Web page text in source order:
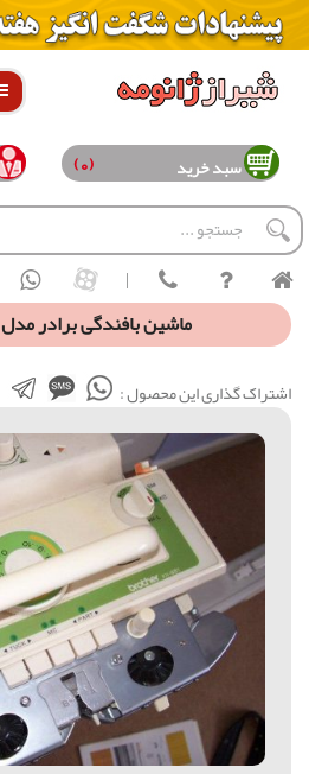
سبد خرید (0)
|
ماشین بافندگی برادر مدل 881 با کشباف
اشتراک گذاری این محصول :